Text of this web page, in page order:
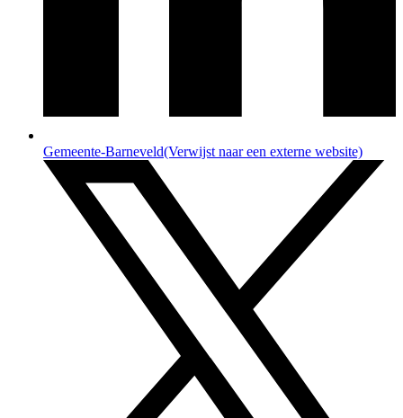
Gemeente-Barneveld(Verwijst naar een externe website)